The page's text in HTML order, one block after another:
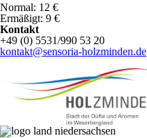
Normal: 12 €
Ermäßigt: 9 €
Kontakt
+49 (0) 5531/990 53 20
kontakt@sensoria-holzminden.de